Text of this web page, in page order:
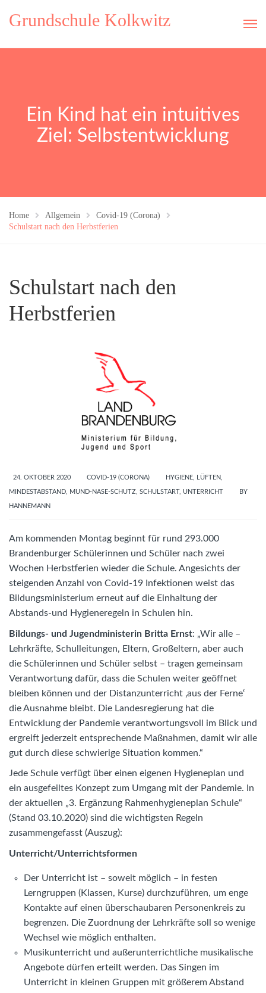
Grundschule Kolkwitz
Ein Kind hat ein intuitives
Ziel: Selbstentwicklung
Home Allgemein
Covid-19 (Corona)
Schulstart nach den Herbstferien
Schulstart nach den
Herbstferien
24. OKTOBER 2020 COVID-19 (CORONA) HYGIENE, LÜFTEN,
MINDESTABSTAND, MUND-NASE-SCHUTZ, SCHULSTART , UNTERRICHT BY
HANNEMANN
Am kommenden Montag beginnt für rund 293.000
Brandenburger Schülerinnen und Schüler nach zwei
Wochen Herbstferien wieder die Schule. Angesichts der
steigenden Anzahl von Covid-19 Infektionen weist das
Bildungsministerium erneut auf die Einhaltung der
Abstands-und Hygieneregeln in Schulen hin.
Bildungs- und Jugendministerin Britta Ernst: „Wir alle –
Lehrkräfte, Schulleitungen, Eltern, Großeltern, aber auch
die Schülerinnen und Schüler selbst – tragen gemeinsam
Verantwortung dafür, dass die Schulen weiter geöffnet
bleiben können und der Distanzunterricht ‚aus der Ferne‘
die Ausnahme bleibt. Die Landesregierung hat die
Entwicklung der Pandemie verantwortungsvoll im Blick und
ergreift jederzeit entsprechende Maßnahmen, damit wir alle
gut durch diese schwierige Situation kommen.“
Jede Schule verfügt über einen eigenen Hygieneplan und
ein ausgefeiltes Konzept zum Umgang mit der Pandemie. In
der aktuellen „3. Ergänzung Rahmenhygieneplan Schule“
(Stand 03.10.2020) sind die wichtigsten Regeln
zusammengefasst (Auszug):
Unterricht/Unterrichtsformen
Der Unterricht ist – soweit möglich – in festen
Lerngruppen (Klassen, Kurse) durchzuführen, um enge
Kontakte auf einen überschaubaren Personenkreis zu
begrenzen. Die Zuordnung der Lehrkräfte soll so wenige
Wechsel wie möglich enthalten.
Musikunterricht und außerunterrichtliche musikalische
Angebote dürfen erteilt werden. Das Singen im
Unterricht in kleinen Gruppen mit größerem Abstand